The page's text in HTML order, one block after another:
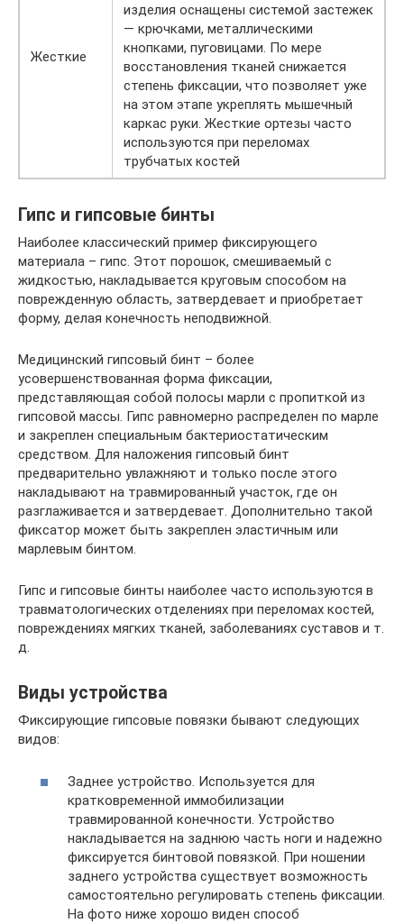
Жесткие
изделия оснащены системой застежек
— крючками, металлическими
кнопками, пуговицами. По мере
восстановления тканей снижается
степень фиксации, что позволяет уже
на этом этапе укреплять мышечный
каркас руки. Жесткие ортезы часто
используются при переломах
трубчатых костей
Гипс и гипсовые бинты
Наиболее классический пример фиксирующего
материала – гипс. Этот порошок, смешиваемый с
жидкостью, накладывается круговым способом на
поврежденную область, затвердевает и приобретает
форму, делая конечность неподвижной.
Медицинский гипсовый бинт – более
усовершенствованная форма фиксации,
представляющая собой полосы марли с пропиткой из
гипсовой массы. Гипс равномерно распределен по марле
и закреплен специальным бактериостатическим
средством. Для наложения гипсовый бинт
предварительно увлажняют и только после этого
накладывают на травмированный участок, где он
разглаживается и затвердевает. Дополнительно такой
фиксатор может быть закреплен эластичным или
марлевым бинтом.
Гипс и гипсовые бинты наиболее часто используются в
травматологических отделениях при переломах костей,
повреждениях мягких тканей, заболеваниях суставов и т.
д.
Виды устройства
Фиксирующие гипсовые повязки бывают следующих
видов:
Заднее устройство. Используется для
кратковременной иммобилизации
травмированной конечности. Устройство
накладывается на заднюю часть ноги и надежно
фиксируется бинтовой повязкой. При ношении
заднего устройства существует возможность
самостоятельно регулировать степень фиксации.
На фото ниже хорошо виден способ